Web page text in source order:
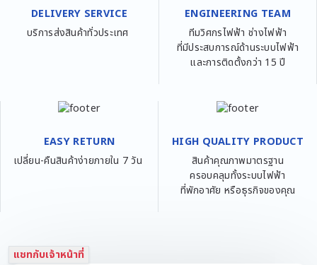
DELIVERY SERVICE
บริการส่งสินค้าทั่วประเทศ
ENGINEERING TEAM
ทีมวิศกรไฟฟ้า ช่างไฟฟ้า
ที่มีประสบการณ์ด้านระบบไฟฟ้า
และการติดตั้งกว่า 15 ปี
EASY RETURN
เปลี่ยน-คืนสินค้าง่ายภายใน 7 วัน
HIGH QUALITY PRODUCT
สินค้าคุณภาพมาตรฐาน
ครอบคลุมทั้งระบบไฟฟ้า
ที่พักอาศัย หรือธุรกิจของคุณ
แชทกับเจ้าหน้าที่